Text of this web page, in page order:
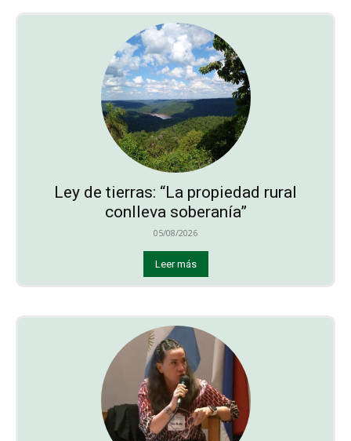
Ley de tierras: “La propiedad rural
conlleva soberanía”
05/08/2026
Leer más